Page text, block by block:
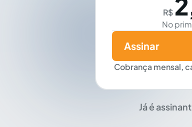
R$
No
Cobrança mensal,
Assinar
Já é